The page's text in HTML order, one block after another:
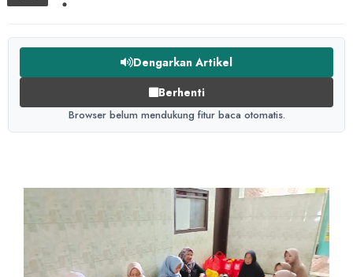
Dengarkan Artikel
Berhenti
Browser belum mendukung fitur baca otomatis.